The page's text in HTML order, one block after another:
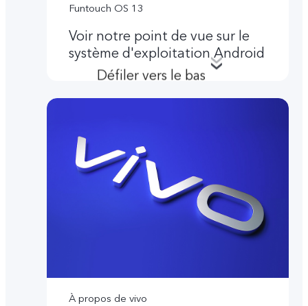
Défiler vers le bas
Funtouch OS 13
Voir notre point de vue sur le
système d'exploitation Android
À propos de vivo